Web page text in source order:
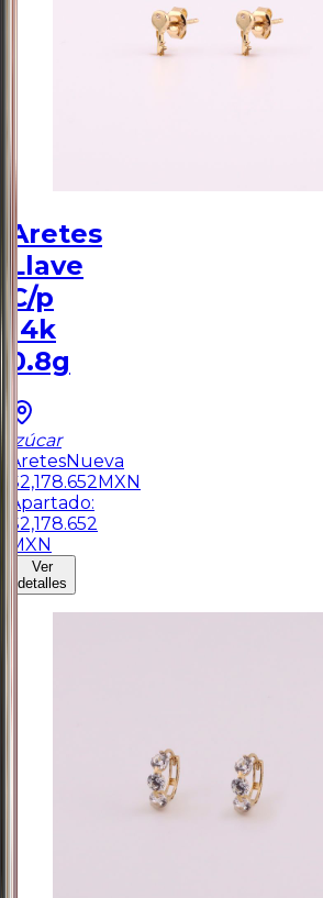
Aretes
Llave
C/p
14k
0.8g
Izúcar
AretesNueva
$2,178.652MXN
Apartado:
$2,178.652
MXN
Ver
detalles